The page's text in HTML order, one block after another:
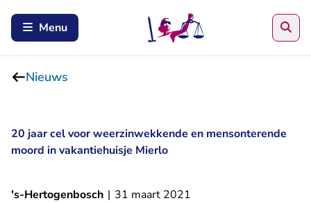
Menu
Nieuws
20 jaar cel voor weerzinwekkende en mensonterende
moord in vakantiehuisje Mierlo
's-Hertogenbosch | 31 maart 2021